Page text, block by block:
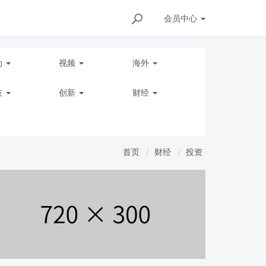
会员中心
视频 海外
创新 财经
首页 财经 投资